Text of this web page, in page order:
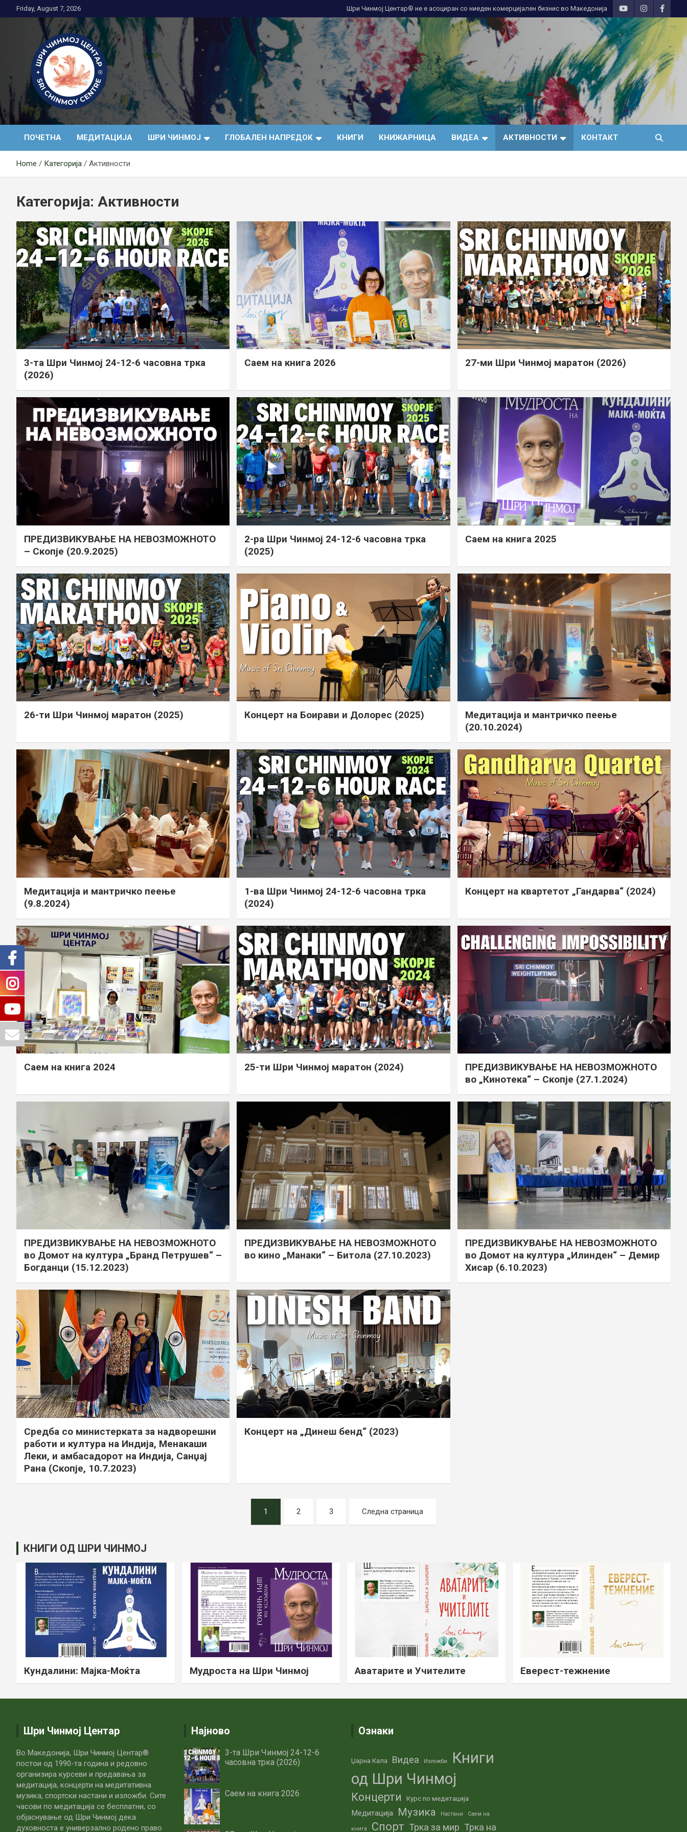
to
Friday, August 7, 2026 Шри Чинмој Центар® не е асоциран со ниеден комерцијален бизнис во Македонија
Медитација
ПОЧЕТНА МЕДИТАЦИЈА ШРИ ЧИНМОЈ ГЛОБАЛЕН НАПРЕДОК КНИГИ КНИЖАРНИЦА ВИДЕА АКТИВНОСТИ КОНТАКТ
Home Категорија Активности
Категорија: Активности
3-та Шри Чинмој 24-12-6 часовна трка
(2026)
Саем на книга 2026 27-ми Шри Чинмој маратон (2026)
ПРЕДИЗВИКУВАЊЕ НА НЕВОЗМОЖНОТО
– Скопје (20.9.2025)
2-ра Шри Чинмој 24-12-6 часовна трка
(2025)
Саем на книга 2025
26-ти Шри Чинмој маратон (2025) Концерт на Боирави и Долорес (2025)
Медитација и мантричко пеење
(20.10.2024)
Медитација и мантричко пеење
(9.8.2024)
1-ва Шри Чинмој 24-12-6 часовна трка
(2024)
Концерт на квартетот „Гандарва“ (2024)
Саем на книга 2024 25-ти Шри Чинмој маратон (2024)
ПРЕДИЗВИКУВАЊЕ НА НЕВОЗМОЖНОТО
во „Кинотека“ – Скопје (27.1.2024)
ПРЕДИЗВИКУВАЊЕ НА НЕВОЗМОЖНОТО
во Домот на култура „Бранд Петрушев“ –
Богданци (15.12.2023)
ПРЕДИЗВИКУВАЊЕ НА НЕВОЗМОЖНОТО
во кино „Манаки“ – Битола (27.10.2023)
ПРЕДИЗВИКУВАЊЕ НА НЕВОЗМОЖНОТО
во Домот на култура „Илинден“ – Демир
Хисар (6.10.2023)
Средба со министерката за надворешни
работи и култура на Индија, Менакаши
Леки, и амбасадорот на Индија, Санџај
Рана (Скопје, 10.7.2023)
Концерт на „Динеш бенд“ (2023)
1 2 3 Следна страница
КНИГИ ОД ШРИ ЧИНМОЈ
Кундалини: Мајка-Моќта Мудроста на Шри Чинмој Аватарите и Учителите Еверест-тежнение
Шри Чинмој Центар
Во Македонија, Шри Чинмој Центар®
постои од 1990-та година и редовно
организира курсеви и предавања за
медитација, концерти на медитативна
музика, спортски настани и изложби. Сите
часови по медитацијa се бесплатни, со
објаснување од Шри Чинмој дека
духовноста е универзално родено право
Најново
3-та Шри Чинмој 24-12-6
часовна трка (2026)
Саем на книга 2026
Ознаки
Џарна Кала Видеа Изложби
Книги
од Шри Чинмој
Концерти Курс по медитација
Медитација Музика Настани Саем на
книга Спорт Трка за мир Трка на